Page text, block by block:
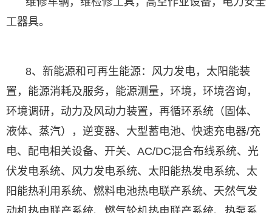
工器具。
8、新能源和可再生能源：风力发电，太阳能装
置，能源消耗及服务，能源测量，环境，环境咨询，
环境调研，动力及风动力装置，再循环系统（固体、
液体、蒸汽），逆变器、大型蓄电池、快速充电器/充
电、配电相关设备、开关、AC/DC混合布线系统、光
伏发电系统、风力发电系统、太阳能热发电系统、太
阳能热利用系统、燃料电池热电联产系统、天然气发